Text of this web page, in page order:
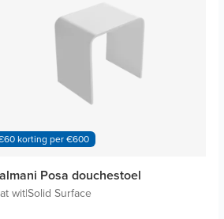
korting per €600
Posa douchestoel
wit|Solid Surface